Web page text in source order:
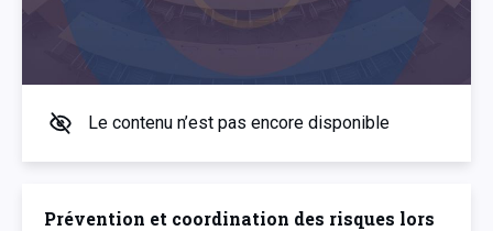
Le contenu n’est pas encore disponible
Prévention et coordination des risques lors